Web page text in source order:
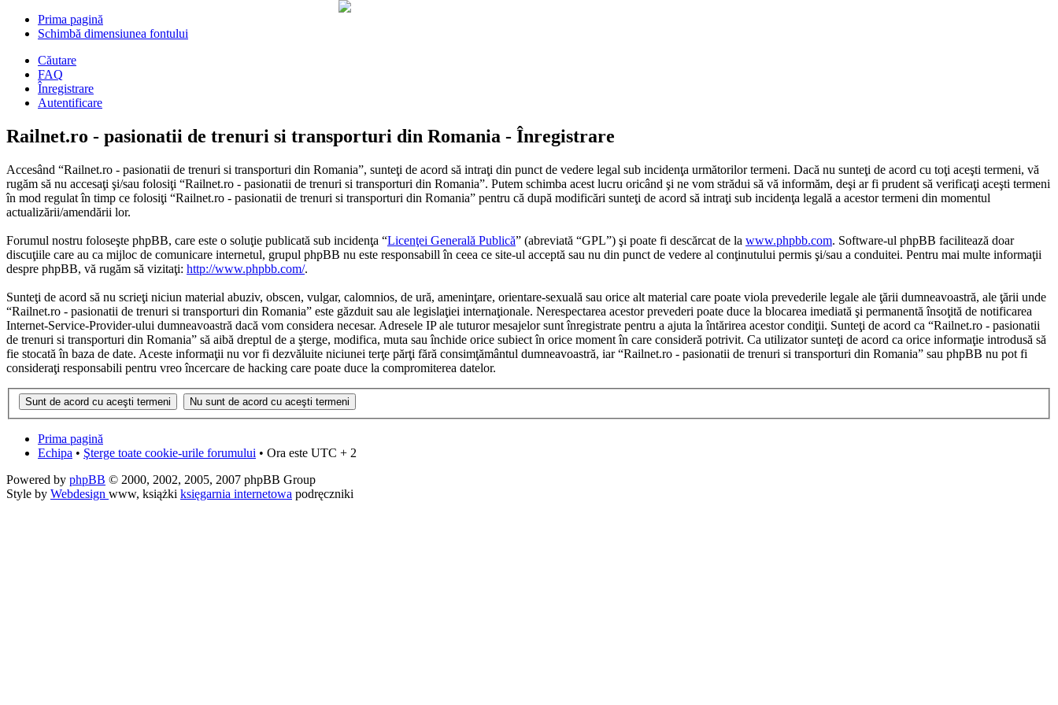
Prima pagină
Schimbă dimensiunea fontului
Căutare
FAQ
Înregistrare
Autentificare
Railnet.ro - pasionatii de trenuri si transporturi din Romania - Înregistrare
Accesând “Railnet.ro - pasionatii de trenuri si transporturi din Romania”, sunteţi de acord să intraţi din punct de vedere legal sub incidenţa următorilor termeni. Dacă nu sunteţi de acord cu toţi aceşti termeni, vă
rugăm să nu accesaţi şi/sau folosiţi “Railnet.ro - pasionatii de trenuri si transporturi din Romania”. Putem schimba acest lucru oricând şi ne vom strădui să vă informăm, deşi ar fi prudent să verificaţi aceşti termeni
în mod regulat în timp ce folosiţi “Railnet.ro - pasionatii de trenuri si transporturi din Romania” pentru că după modificări sunteţi de acord să intraţi sub incidenţa legală a acestor termeni din momentul
actualizării/amendării lor.
Forumul nostru foloseşte phpBB, care este o soluţie publicată sub incidenţa “Licenţei Generală Publică” (abreviată “GPL”) şi poate fi descărcat de la www.phpbb.com. Software-ul phpBB facilitează doar
discuţiile care au ca mijloc de comunicare internetul, grupul phpBB nu este responsabill în ceea ce site-ul acceptă sau nu din punct de vedere al conţinutului permis şi/sau a conduitei. Pentru mai multe informaţii
despre phpBB, vă rugăm să vizitaţi: http://www.phpbb.com/.
Sunteţi de acord să nu scrieţi niciun material abuziv, obscen, vulgar, calomnios, de ură, ameninţare, orientare-sexuală sau orice alt material care poate viola prevederile legale ale ţării dumneavoastră, ale ţării unde
“Railnet.ro - pasionatii de trenuri si transporturi din Romania” este găzduit sau ale legislaţiei internaţionale. Nerespectarea acestor prevederi poate duce la blocarea imediată şi permanentă însoţită de notificarea
Internet-Service-Provider-ului dumneavoastră dacă vom considera necesar. Adresele IP ale tuturor mesajelor sunt înregistrate pentru a ajuta la întărirea acestor condiţii. Sunteţi de acord ca “Railnet.ro - pasionatii
de trenuri si transporturi din Romania” să aibă dreptul de a şterge, modifica, muta sau închide orice subiect în orice moment în care consideră potrivit. Ca utilizator sunteţi de acord ca orice informaţie introdusă să
fie stocată în baza de date. Aceste informaţii nu vor fi dezvăluite niciunei terţe părţi fără consimţământul dumneavoastră, iar “Railnet.ro - pasionatii de trenuri si transporturi din Romania” sau phpBB nu pot fi
consideraţi responsabili pentru vreo încercare de hacking care poate duce la compromiterea datelor.
Prima pagină
Echipa • Şterge toate cookie-urile forumului • Ora este UTC + 2
Powered by phpBB © 2000, 2002, 2005, 2007 phpBB Group
Style by Webdesign www, książki księgarnia internetowa podręczniki